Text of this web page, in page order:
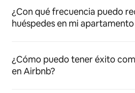
¿Con qué frecuencia puedo
huéspedes en mi
¿Cómo puedo tener éxito
en Airbnb?